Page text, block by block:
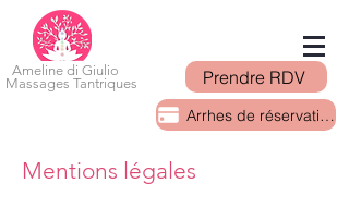
Ameline di Giulio
Massages Tantriques
Prendre RDV
Arrhes de réservation
Mentions légales